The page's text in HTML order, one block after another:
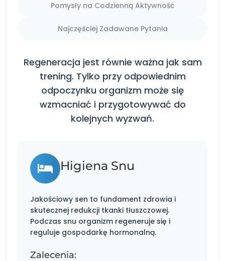
Pomysły na Codzienną Aktywność
Najczęściej Zadawane Pytania
Regeneracja jest równie ważna jak sam
trening. Tylko przy odpowiednim
odpoczynku organizm może się
wzmacniać i przygotowywać do
kolejnych wyzwań.
Higiena Snu
Jakościowy sen to fundament zdrowia i
skutecznej redukcji tkanki tłuszczowej.
Podczas snu organizm regeneruje się i
reguluje gospodarkę hormonalną.
Zalecenia: